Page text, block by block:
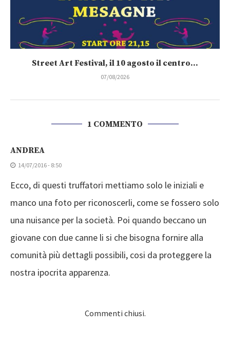
Street Art Festival, il 10 agosto il centro...
07/08/2026
1 COMMENTO
ANDREA
14/07/2016 - 8:50
Ecco, di questi truffatori mettiamo solo le iniziali e
manco una foto per riconoscerli, come se fossero solo
una nuisance per la società. Poi quando beccano un
giovane con due canne li si che bisogna fornire alla
comunità più dettagli possibili, cosi da proteggere la
nostra ipocrita apparenza.
Commenti chiusi.